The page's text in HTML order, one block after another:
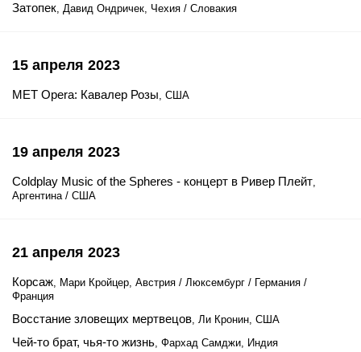
Затопек, Давид Ондричек, Чехия / Словакия
15 апреля 2023
MET Opera: Кавалер Розы, США
19 апреля 2023
Coldplay Music of the Spheres - концерт в Ривер Плейт,
Аргентина / США
21 апреля 2023
Корсаж, Мари Кройцер, Австрия / Люксембург / Германия /
Франция
Восстание зловещих мертвецов, Ли Кронин, США
Чей-то брат, чья-то жизнь, Фархад Самджи, Индия